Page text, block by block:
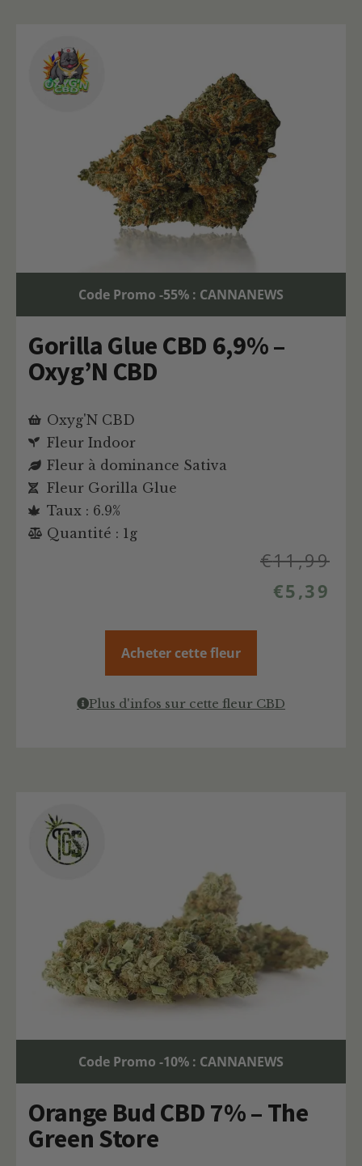
Code Promo -55% : CANNANEWS
Gorilla Glue CBD 6,9% –
Oxyg’N CBD
Oxyg'N CBD
Fleur Indoor
Fleur à dominance Sativa
Fleur Gorilla Glue
Taux : 6.9%
Quantité : 1g
€11,99
€5,39
Acheter cette fleur
Plus d'infos sur cette fleur CBD
Code Promo -10% : CANNANEWS
Orange Bud CBD 7% – The
Green Store